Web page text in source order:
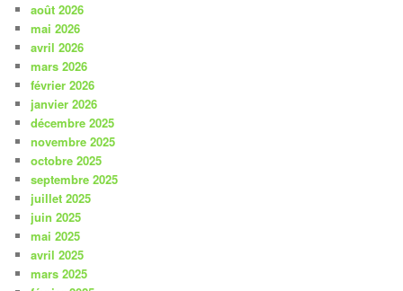
août 2026
mai 2026
avril 2026
mars 2026
février 2026
janvier 2026
décembre 2025
novembre 2025
octobre 2025
septembre 2025
juillet 2025
juin 2025
mai 2025
avril 2025
mars 2025